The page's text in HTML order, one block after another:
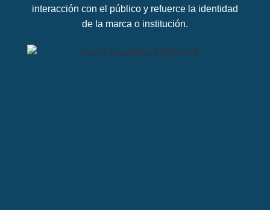
interacción con el público y refuerce la identidad
de la marca o institución.